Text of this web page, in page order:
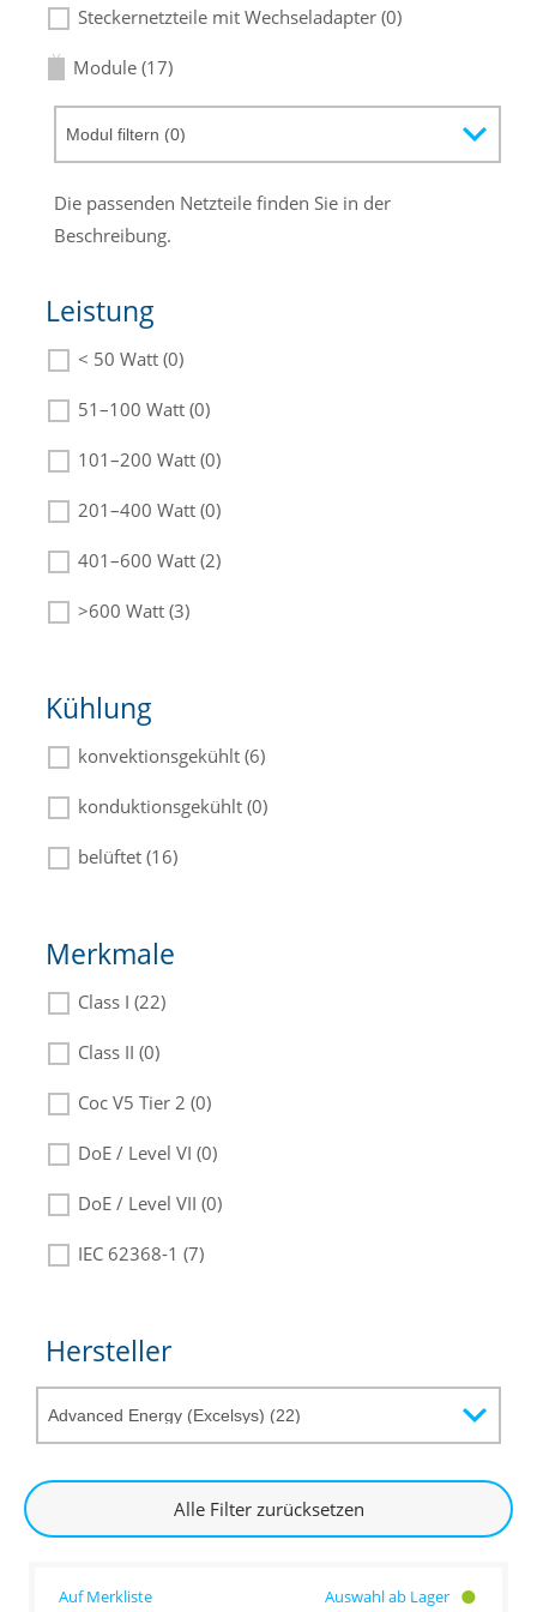
Steckernetzteile mit Wechseladapter (0)
Module (17)
Die passenden Netzteile finden Sie in der
Beschreibung.
Leistung
< 50 Watt (0)
51–100 Watt (0)
101–200 Watt (0)
201–400 Watt (0)
401–600 Watt (2)
>600 Watt (3)
Kühlung
konvektionsgekühlt (6)
konduktionsgekühlt (0)
belüftet (16)
Merkmale
Class I (22)
Class II (0)
Coc V5 Tier 2 (0)
DoE / Level VI (0)
DoE / Level VII (0)
IEC 62368-1 (7)
Hersteller
Alle Filter zurücksetzen
Auswahl ab Lager